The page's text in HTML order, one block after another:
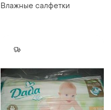
Влажные салфетки